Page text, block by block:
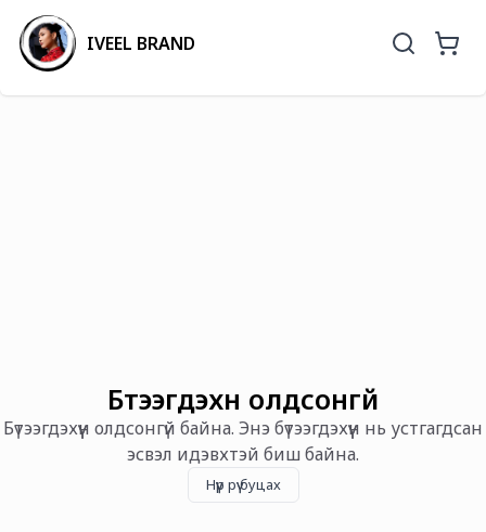
IVEEL BRAND
Бүтээгдэхүүн олдсонгүй
Бүтээгдэхүүн олдсонгүй байна. Энэ бүтээгдэхүүн нь устгагдсан
эсвэл идэвхтэй биш байна.
Нүүр рүү буцах